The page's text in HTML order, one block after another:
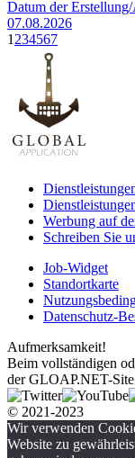
Datum der
07.08.2026
1 234567
Werbung auf
Schreiben Sie
Job-Widget
Standortkarte
Datenschutz-
Aufmerksamkeit!
Beim vollständigen
der GLOAP.NET-
© 2021-2023
Wir verwenden
Website zu